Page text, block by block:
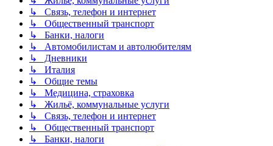
↳ Связь, телефон и интернет
↳ Общественный транспорт
↳ Банки, налоги
↳ Автомобилистам и автолюбителям
↳ Дневники
↳ Италия
↳ Общие темы
↳ Медицина, страховка
↳ Жильё, коммунальные услуги
↳ Связь, телефон и интернет
↳ Общественный транспорт
↳ Банки, налоги